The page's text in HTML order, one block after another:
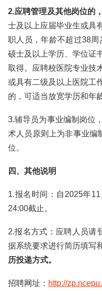
2.应聘管理及其他岗位的，
士及以上应届毕业生或具
职人员，年龄不超过38周
硕士及以上学历、学位证
取得。应聘校医院专业技
或具有二级及以上医院工
的，可适当放宽学历和年
3.辅导员为事业编制岗位
术人员原则上为非事业编
位。
四、其他说明
1.报名时间：自2025年
24:00截止。
2.报名方式：应聘人员请
据系统要求进行简历填写
历投递方式。
招聘网址： http://